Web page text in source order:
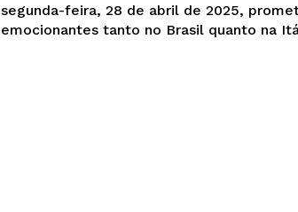
segunda-feira, 28 de abril de 2025,
emocionantes tanto no Brasil quanto na